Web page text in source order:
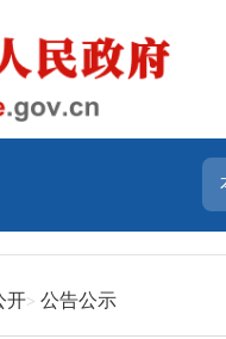
开 公告公示